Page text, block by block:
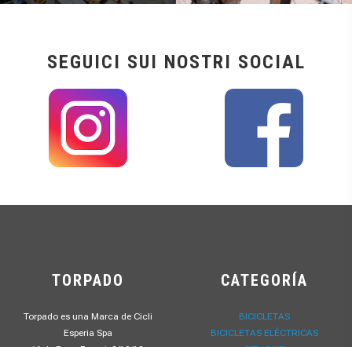
SEGUICI SUI NOSTRI SOCIAL
TORPADO
Torpado es una Marca de Cicli
Esperia Spa
CATEGORÍA
BICICLETAS
BICICLETAS ELÉCTRICAS